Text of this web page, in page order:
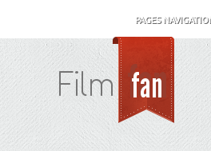
PAGES